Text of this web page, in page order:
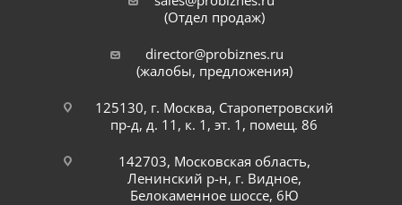
(Отдел продаж)
director@probiznes.ru
(жалобы, предложения)
125130, г. Москва, Старопетровский
пр-д, д. 11, к. 1, эт. 1, помещ. 86
142703, Московская область,
Ленинский р-н, г. Видное,
Белокаменное шоссе, 6Ю